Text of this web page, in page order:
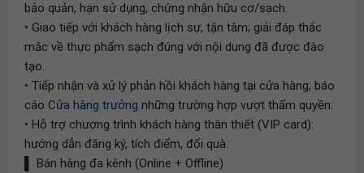
bảo quản, hạn sử dụng, chứng nhận hữu cơ/sạch.
• Giao tiếp với khách hàng lịch sự, tận tâm; giải đáp thắc
mắc về thực phẩm sạch đúng với nội dung đã được đào
tạo.
• Tiếp nhận và xử lý phản hồi khách hàng tại cửa hàng; báo
cáo Cửa hàng trưởng những trường hợp vượt thẩm quyền.
• Hỗ trợ chương trình khách hàng thân thiết (VIP card):
hướng dẫn đăng ký, tích điểm, đổi quà.
▌ Bán hàng đa kênh (Online + Offline)